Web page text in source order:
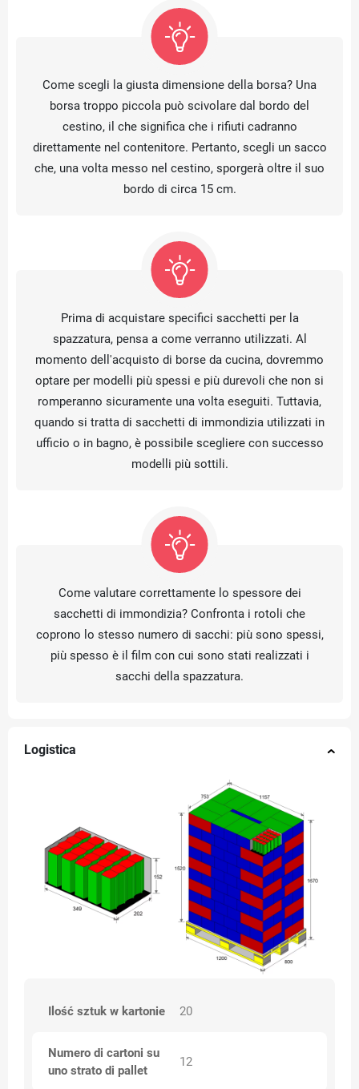
Come scegli la giusta dimensione della borsa? Una
borsa troppo piccola può scivolare dal bordo del
cestino, il che significa che i rifiuti cadranno
direttamente nel contenitore. Pertanto, scegli un sacco
che, una volta messo nel cestino, sporgerà oltre il suo
bordo di circa 15 cm.
Prima di acquistare specifici sacchetti per la
spazzatura, pensa a come verranno utilizzati. Al
momento dell'acquisto di borse da cucina, dovremmo
optare per modelli più spessi e più durevoli che non si
romperanno sicuramente una volta eseguiti. Tuttavia,
quando si tratta di sacchetti di immondizia utilizzati in
ufficio o in bagno, è possibile scegliere con successo
modelli più sottili.
Come valutare correttamente lo spessore dei
sacchetti di immondizia? Confronta i rotoli che
coprono lo stesso numero di sacchi: più sono spessi,
più spesso è il film con cui sono stati realizzati i
sacchi della spazzatura.
Logistica
Ilość sztuk w kartonie 20
Numero di cartoni su
uno strato di pallet
12